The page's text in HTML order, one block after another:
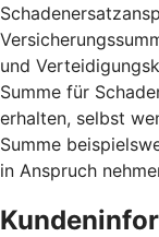
und
Summe für
erhalten, selbst
Summe
in Anspruch